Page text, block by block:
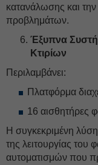
κατανάλωσης και
προβλημάτων.
Έξυπνα
Κτιρίων
Περιλαμβάνει:
Πλατφόρμα
16 αισθητήρες
Η συγκεκριμένη
της λειτουργίας του
αυτοματισμών που